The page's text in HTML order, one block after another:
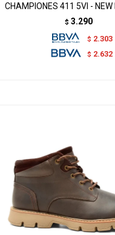
CHAMPIONES 411 5VI - NEW
$ 3.290
$ 2.303
$ 2.632